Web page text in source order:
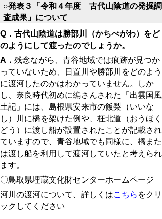
○発表３「令和４年度 古代山陰道の発掘調
査成果」について
Q．古代山陰道は勝部川（かちべがわ）をど
のようにして渡ったのでしょうか。
A． 残念ながら、青谷地域では痕跡が見つか
っていないため、日置川や勝部川をどのよう
に渡河したのかはわかっていません。しか
し、奈良時代初めに編さんされた「出雲国風
土記」には、島根県安来市の飯梨（いいな
し）川に橋を架けた例や、枉北道（おうほく
どう）に渡し船が設置されたことが記載され
ていますので、青谷地域でも同様に、橋また
は渡し船を利用して渡河していたと考えられ
ます。
〇鳥取県埋蔵文化財センターホームページ
河川の渡河について、詳しくはこちら をクリ
ックしてください